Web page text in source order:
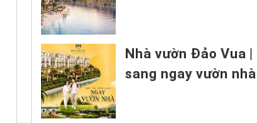
Nhà vườn Đảo Vua
sang ngay vườn nhà